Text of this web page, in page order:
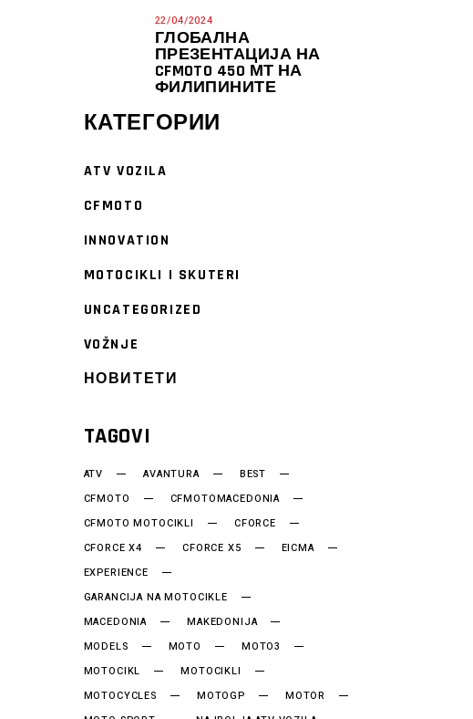
22/04/2024
ГЛОБАЛНА
ПРЕЗЕНТАЦИЈА НА
CFMOTO 450 МТ НА
ФИЛИПИНИТЕ
КАТЕГОРИИ
ATV VOZILA
CFMOTO
INNOVATION
MOTOCIKLI I SKUTERI
UNCATEGORIZED
VOŽNJE
НОВИТЕТИ
TAGOVI
ATV AVANTURA
BEST
CFMOTO
CFMOTOMACEDONIA
CFMOTO MOTOCIKLI
CFORCE
CFORCE X4
CFORCE X5
EICMA
EXPERIENCE
GARANCIJA NA MOTOCIKLE
MACEDONIA
MAKEDONIJA
MODELS
MOTO
MOTO3
MOTOCIKL
MOTOCIKLI
MOTOCYCLES
MOTOGP
MOTOR